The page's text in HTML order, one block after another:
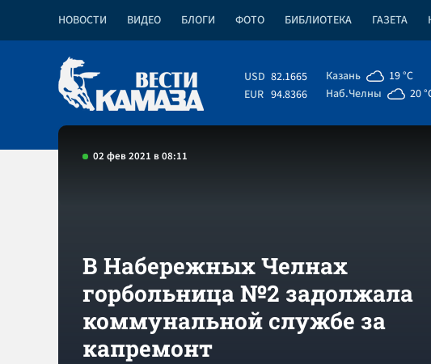
НОВОСТИ ВИДЕО БЛОГИ ФОТО БИБЛИОТЕКА ГАЗЕТА
USD 82.1665
EUR 94.8366
Казань
19 °C
Наб.Челны
20
02 фев 2021 в 08:11
В Набережных Челнах
горбольница №2 задолжала
коммунальной службе за
капремонт